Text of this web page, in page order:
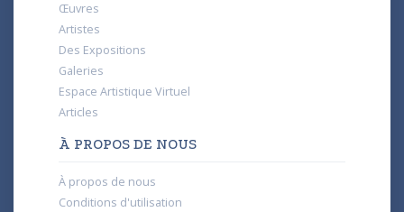
Œuvres
Artistes
Des Expositions
Galeries
Espace Artistique Virtuel
Articles
À PROPOS DE NOUS
À propos de nous
Conditions d'utilisation